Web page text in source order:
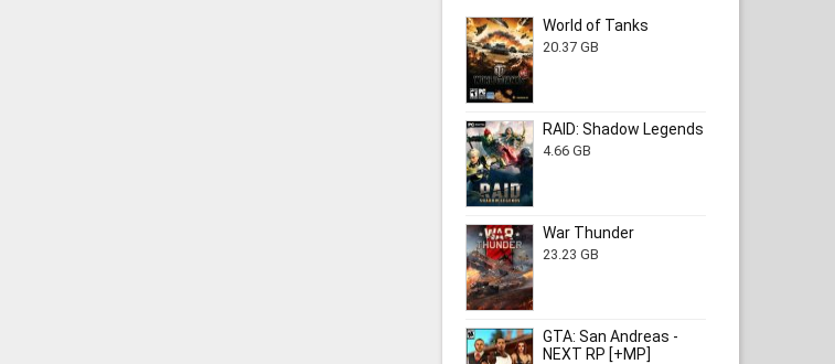
World of Tanks
20.37 GB
RAID: Shadow Legends
4.66 GB
War Thunder
23.23 GB
GTA: San Andreas -
NEXT RP [+MP]